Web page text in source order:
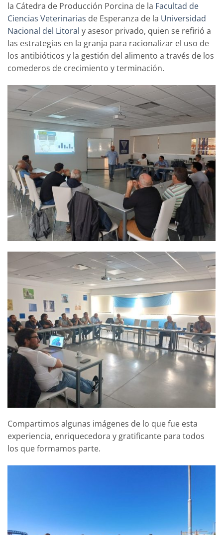
la Cátedra de Producción Porcina de la Facultad de
Ciencias Veterinarias de Esperanza de la Universidad
Nacional del Litoral y asesor privado, quien se refirió a
las estrategias en la granja para racionalizar el uso de
los antibióticos y la gestión del alimento a través de los
comederos de crecimiento y terminación.
Compartimos algunas imágenes de lo que fue esta
experiencia, enriquecedora y gratificante para todos
los que formamos parte.